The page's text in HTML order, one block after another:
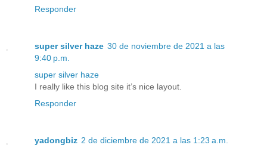
Responder
super silver haze 30 de noviembre de 2021 a las
9:40 p.m.
super silver haze
I really like this blog site it’s nice layout.
Responder
yadongbiz 2 de diciembre de 2021 a las 1:23 a.m.